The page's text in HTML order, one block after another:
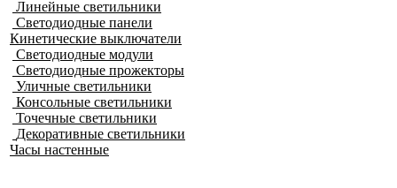
Линейные светильники
Светодиодные панели
Кинетические выключатели
Светодиодные модули
Светодиодные прожекторы
Уличные светильники
Консольные светильники
Точечные светильники
Декоративные светильники
Часы настенные